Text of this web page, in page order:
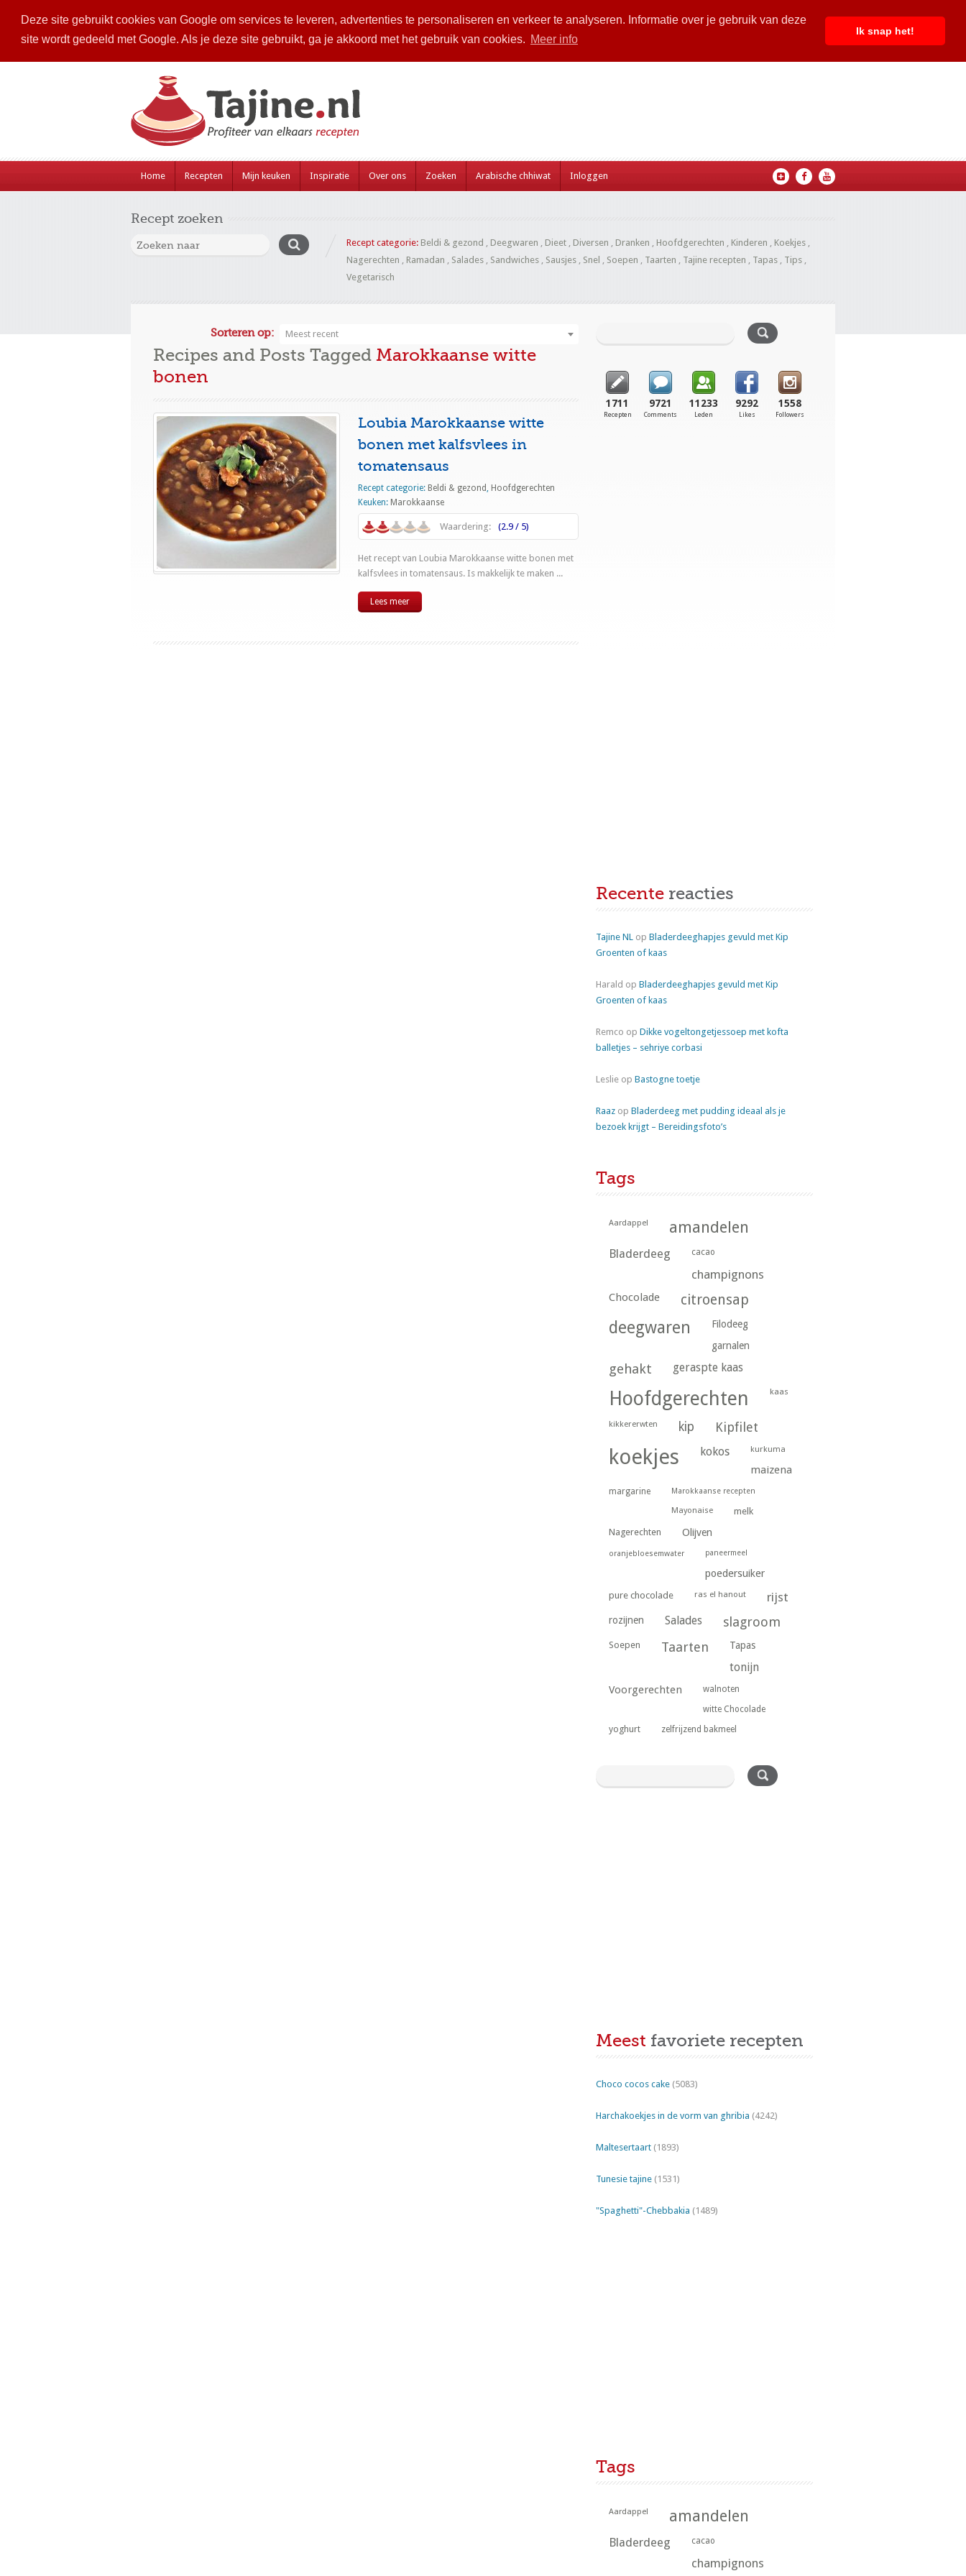
Deze site gebruikt cookies van Google om services te leveren, advertenties te personaliseren en verkeer te analyseren. Informatie over je gebruik van deze
site wordt gedeeld met Google. Als je deze site gebruikt, ga je akkoord met het gebruik van cookies. Meer info
Ik snap het!
Home Recepten Mijn keuken Inspiratie Over ons Zoeken Arabische chhiwat Inloggen
Recept zoeken
Recept categorie: Beldi & gezond , Deegwaren , Dieet , Diversen , Dranken , Hoofdgerechten , Kinderen , Koekjes ,
Nagerechten , Ramadan , Salades , Sandwiches , Sausjes , Snel , Soepen , Taarten , Tajine recepten , Tapas , Tips ,
Vegetarisch
Sorteren op: Meest recent
Recipes and Posts Tagged Marokkaanse witte
bonen
Loubia Marokkaanse witte
bonen met kalfsvlees in
tomatensaus
Recept categorie: Beldi & gezond
Hoofdgerechten
Keuken: Marokkaanse
Waardering: (2.9 / 5)
Het recept van Loubia Marokkaanse witte bonen met
kalfsvlees in tomatensaus. Is makkelijk te maken ...
Lees meer
1711
Recepten
9721
Comments
11233
Leden
9292
Likes
1558
Followers
Recente reacties
Tajine NL op Bladerdeeghapjes gevuld met Kip
Groenten of kaas
Harald op Bladerdeeghapjes gevuld met Kip
Groenten of kaas
Remco op Dikke vogeltongetjessoep met kofta
balletjes – sehriye corbasi
Leslie op Bastogne toetje
Raaz op Bladerdeeg met pudding ideaal als je
bezoek krijgt – Bereidingsfoto’s
Tags
Aardappel amandelen
Bladerdeeg cacao
champignons
Chocolade citroensap
deegwaren
Filodeeg
garnalen
gehakt geraspte kaas
Hoofdgerechten kaas
kikkererwten kip Kipfilet
koekjes kokos kurkuma
maizena
margarine Marokkaanse recepten
Mayonaise
melk
Nagerechten
Olijven
oranjebloesemwater paneermeel
poedersuiker
pure chocolade ras el hanout rijst
rozijnen Salades slagroom
Soepen Taarten Tapas
tonijn
Voorgerechten
walnoten
witte Chocolade
yoghurt zelfrijzend bakmeel
Meest favoriete recepten
Choco cocos cake (5083)
Harchakoekjes in de vorm van ghribia (4242)
Maltesertaart (1893)
Tunesie tajine (1531)
"Spaghetti"-Chebbakia (1489)
Tags
Aardappel amandelen
Bladerdeeg cacao
champignons